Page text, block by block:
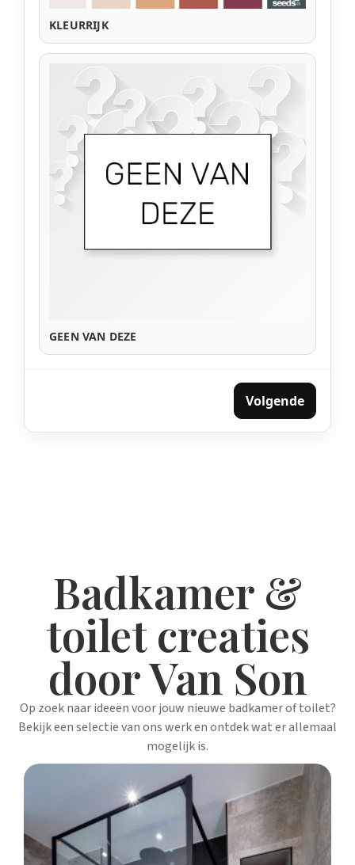
KLEURRIJK
GEEN VAN DEZE
Volgende
Badkamer &
toilet creaties
door Van Son
Op zoek naar ideeën voor jouw nieuwe badkamer of toilet?
Bekijk een selectie van ons werk en ontdek wat er allemaal
mogelijk is.